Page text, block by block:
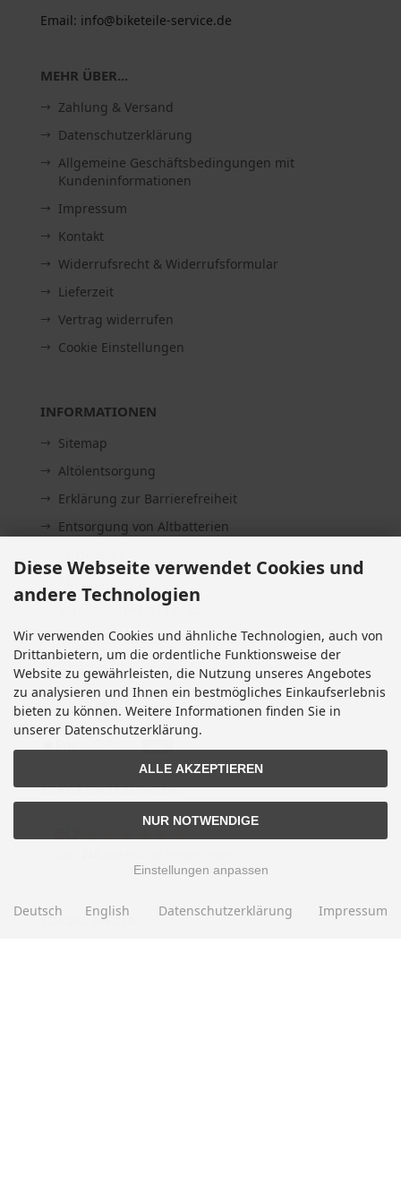
Email: info@biketeile-service.de
MEHR ÜBER...
Zahlung & Versand
Datenschutzerklärung
Allgemeine Geschäftsbedingungen mit
Kundeninformationen
Impressum
Kontakt
Widerrufsrecht & Widerrufsformular
Lieferzeit
Vertrag widerrufen
Cookie Einstellungen
INFORMATIONEN
Sitemap
Altölentsorgung
Erklärung zur Barrierefreiheit
Entsorgung von Altbatterien
Versandhinweis Checkout
ZAHLUNGSMETHODEN
EBAY BEWERTUNGEN
Mehr als eine halbe Million Verkäufe
SOCIAL MEDIA
Diese Webseite verwendet Cookies und
andere Technologien
Wir verwenden Cookies und ähnliche Technologien, auch von
Drittanbietern, um die ordentliche Funktionsweise der
Website zu gewährleisten, die Nutzung unseres Angebotes
zu analysieren und Ihnen ein bestmögliches Einkaufserlebnis
bieten zu können. Weitere Informationen finden Sie in
unserer Datenschutzerklärung.
ALLE AKZEPTIEREN
NUR NOTWENDIGE
Einstellungen anpassen
Deutsch English Datenschutzerklärung Impressum